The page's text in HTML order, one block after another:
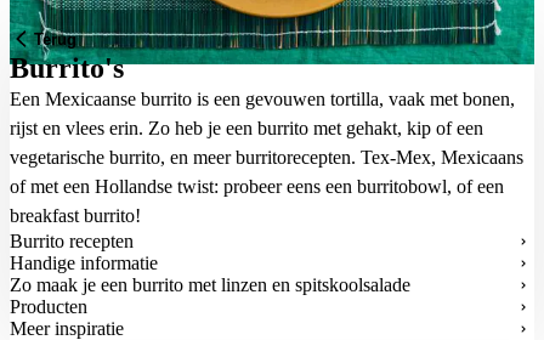
Terug
Burrito's
Een Mexicaanse burrito is een gevouwen tortilla, vaak met bonen,
rijst en vlees erin. Zo heb je een burrito met gehakt, kip of een
vegetarische burrito, en meer burritorecepten. Tex-Mex, Mexicaans
of met een Hollandse twist: probeer eens een burritobowl, of een
breakfast burrito!
Burrito recepten
Handige informatie
Zo maak je een burrito met linzen en spitskoolsalade
Producten
Meer inspiratie